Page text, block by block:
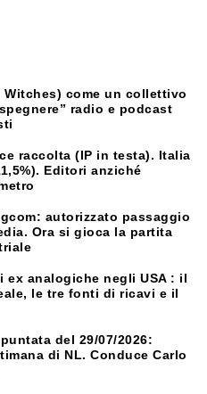
Witches) come un collettivo
radio e podcast
raccolta (IP in testa). Italia
Editori anziché
autorizzato passaggio
Ora si gioca la partita
ex analogiche negli USA : il
le tre fonti di ricavi e il
del 29/07/2026:
di NL. Conduce Carlo